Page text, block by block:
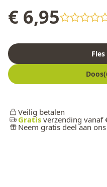
€ 6,95
Fles
Veilig betalen
Gratis verzending vanaf
Neem gratis deel aan